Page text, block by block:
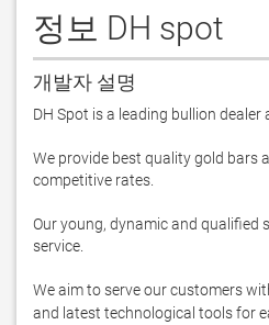
정보 DH spot
개발자 설명
DH Spot is a leading bullion dealer
We provide best quality gold bars
competitive rates.
Our young, dynamic and qualified
service.
We aim to serve our customers
and latest technological tools for